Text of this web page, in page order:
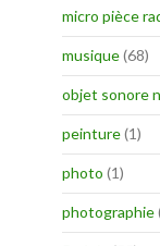
micro pièce
musique(68)
objet sonore
peinture(1)
photo (1)
photographie